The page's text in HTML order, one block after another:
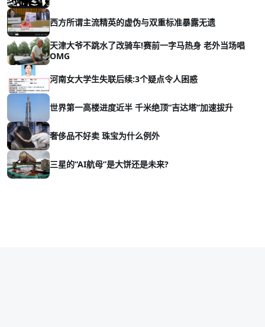
西方所谓主流精英的虚伪与双重标准暴露无遗
天津大爷不跳水了改骑车!赛前一字马热身 老外当场唱
OMG
河南女大学生失联后续:3个疑点令人困惑
世界第一高楼进度近半 千米绝顶“吉达塔”加速拔升
奢侈品不好卖 珠宝为什么例外
三星的“AI航母”是大饼还是未来?